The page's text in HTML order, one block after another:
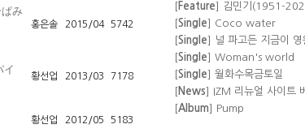
ぱみ
홍은솔 2015/04 5742
イ
황선업 2013/03 7178
황선업 2012/05 5183
[Feature] 김민기(1951-
운 뒷것
[Single] Coco water
[Single] 널 파고든 지금이 영
[Single] Woman's world
[Single] 월화수목금토일
[News] IZM 리뉴얼 사이트
[Album] Pump